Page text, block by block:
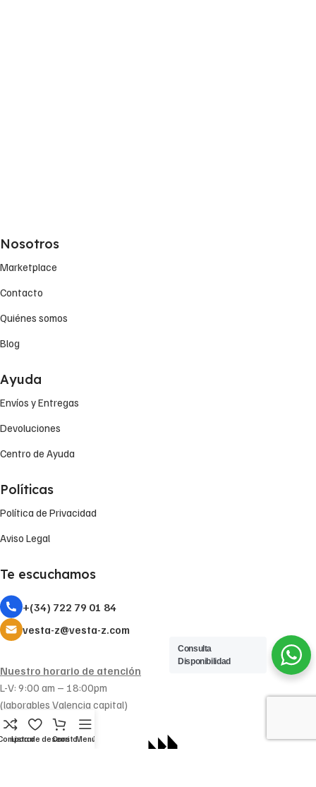
Nosotros
Marketplace
Contacto
Quiénes somos
Blog
Ayuda
Envíos y Entregas
Devoluciones
Centro de Ayuda
Políticas
Política de Privacidad
Aviso Legal
Te escuchamos
+(34) 722 79 01 84
vesta-z@vesta-z.com
Nuestro horario de atención
L-V: 9:00 am – 18:00pm
(laborables Valencia capital)
Consulta
Disponibilidad
Lista de deseos
CarritoMenú